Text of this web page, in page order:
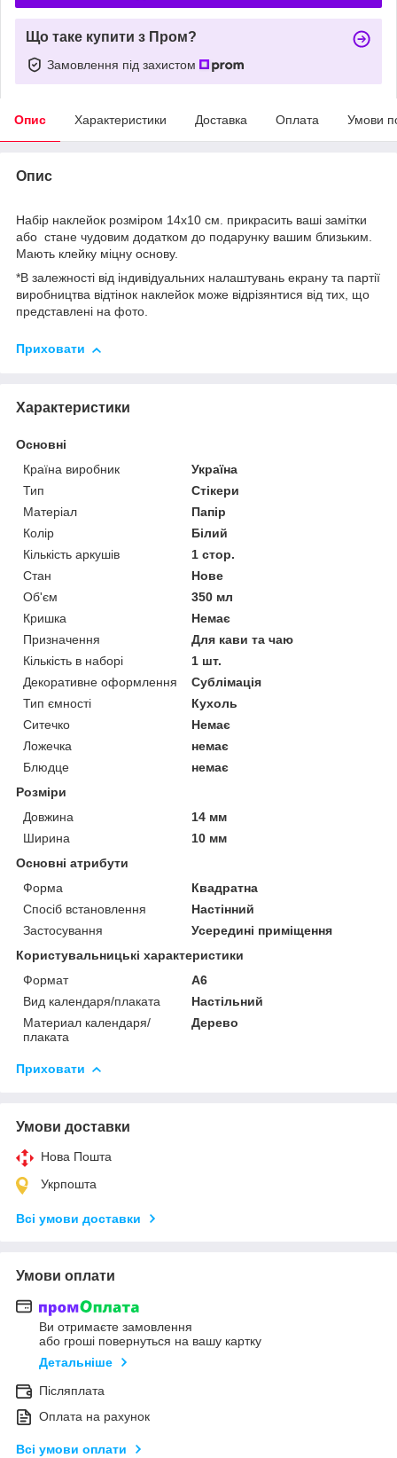
Що таке купити з Пром?
Замовлення під захистом
Опис Характеристики Доставка Оплата Умови
Опис
Набір наклейок розміром 14х10 см. прикрасить ваші замітки
або стане чудовим додатком до подарунку вашим близьким.
Мають клейку міцну основу.
*В залежності від індивідуальних налаштувань екрану та партії
виробництва відтінок наклейок може відрізянтися від тих, що
представлені на фото.
Приховати
Характеристики
Основні
Країна виробник
Україна
Тип
Стікери
Матеріал
Папір
Колір
Білий
Кількість аркушів
1 стор.
Стан
Нове
Об'єм
350 мл
Кришка
Немає
Призначення
Для кави та чаю
Кількість в наборі
1 шт.
Декоративне оформлення
Сублімація
Тип ємності
Кухоль
Ситечко
Немає
Ложечка
немає
Блюдце
немає
Розміри
Довжина
14 мм
Ширина
10 мм
Основні атрибути
Форма
Квадратна
Спосіб встановлення
Настінний
Застосування
Усередині приміщення
Користувальницькі характеристики
Формат
А6
Вид календаря/плаката
Настільний
Материал календаря/
плаката
Дерево
Приховати
Умови доставки
Нова Пошта
Укрпошта
Всі умови доставки
Умови оплати
Ви отримаєте замовлення
або гроші повернуться на вашу картку
Детальніше
Післяплата
Оплата на рахунок
Всі умови оплати